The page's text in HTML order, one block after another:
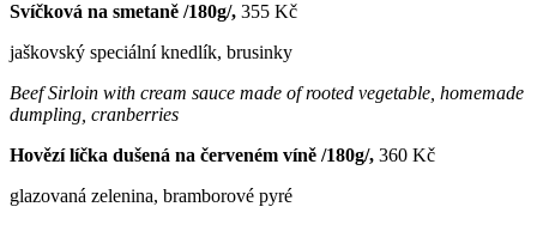
Svíčková na smetaně /180g/, 355 Kč
jaškovský speciální knedlík, brusinky
Beef Sirloin with cream sauce made of rooted vegetable, homemade
dumpling , cranberries
Hovězí líčka dušená na červeném víně /180g/, 360 Kč
glazovaná zelenina, bramborové pyré